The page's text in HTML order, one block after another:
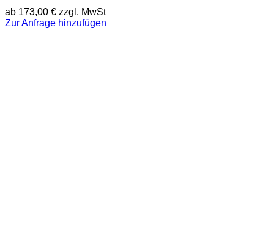
ab 173,00 € zzgl. MwSt
Zur Anfrage hinzufügen